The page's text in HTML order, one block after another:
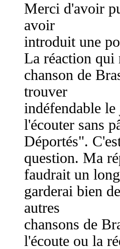
Merci d'avoir
avoir
introduit une
La réaction qui
chanson de
trouver
indéfendable
l'écouter sans
Déportés".
question. Ma
faudrait un
garderai bien
autres
chansons de
l'écoute ou la